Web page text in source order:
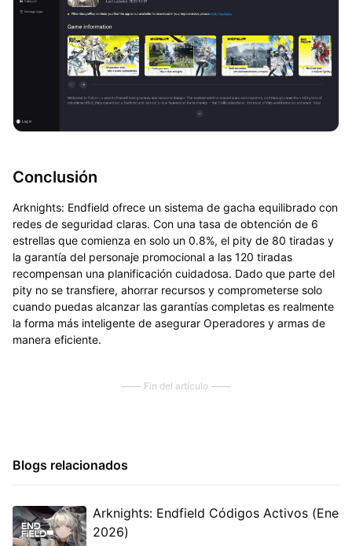
Conclusión
Arknights: Endfield ofrece un sistema de gacha equilibrado con
redes de seguridad claras. Con una tasa de obtención de 6
estrellas que comienza en solo un 0.8%, el pity de 80 tiradas y
la garantía del personaje promocional a las 120 tiradas
recompensan una planificación cuidadosa. Dado que parte del
pity no se transfiere, ahorrar recursos y comprometerse solo
cuando puedas alcanzar las garantías completas es realmente
la forma más inteligente de asegurar Operadores y armas de
manera eficiente.
Fin del artículo
Blogs relacionados
Arknights: Endfield Códigos Activos (Ene
2026)